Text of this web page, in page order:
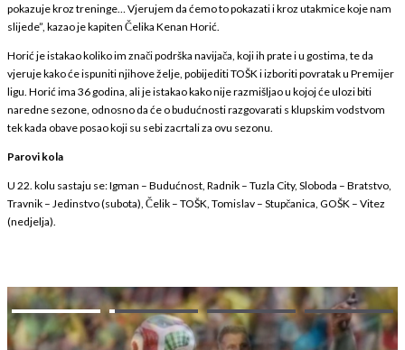
pokazuje kroz treninge… Vjerujem da ćemo to pokazati i kroz utakmice koje nam
slijede”, kazao je kapiten Čelika Kenan Horić.
Horić je istakao koliko im znači podrška navijača, koji ih prate i u gostima, te da
vjeruje kako će ispuniti njihove želje, pobijediti TOŠK i izboriti povratak u Premijer
ligu. Horić ima 36 godina, ali je istakao kako nije razmišljao u kojoj će ulozi biti
naredne sezone, odnosno da će o budućnosti razgovarati s klupskim vodstvom
tek kada obave posao koji su sebi zacrtali za ovu sezonu.
Parovi kola
U 22. kolu sastaju se: Igman – Budućnost, Radnik – Tuzla City, Sloboda – Bratstvo,
Travnik – Jedinstvo (subota), Čelik – TOŠK, Tomislav – Stupčanica, GOŠK – Vitez
(nedjelja).